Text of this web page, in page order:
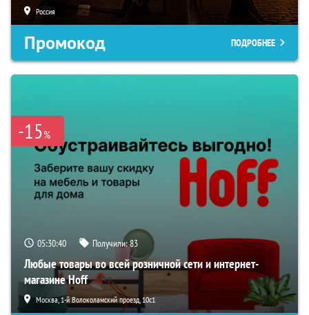
Россия
Промокод ПОДРОБНЕЕ
-15%
05:30:39 Получили:83
Любые товары во всей розничной сети и интернет-
магазине Hoff
Москва, 1-й Волоколамский проезд, 10с1